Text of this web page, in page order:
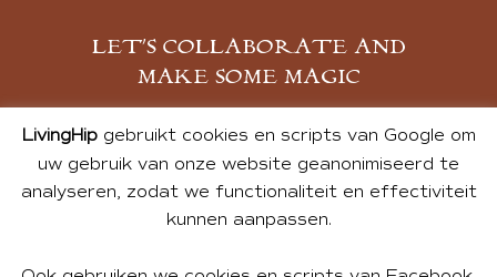
LET’S COLLABORATE AND
MAKE SOME MAGIC
MELD JE AAN
LivingHipgebruikt cookies en scripts van Google om
uw gebruik van onze website geanonimiseerd te
analyseren, zodat we functionaliteit en effectiviteit
kunnen aanpassen.